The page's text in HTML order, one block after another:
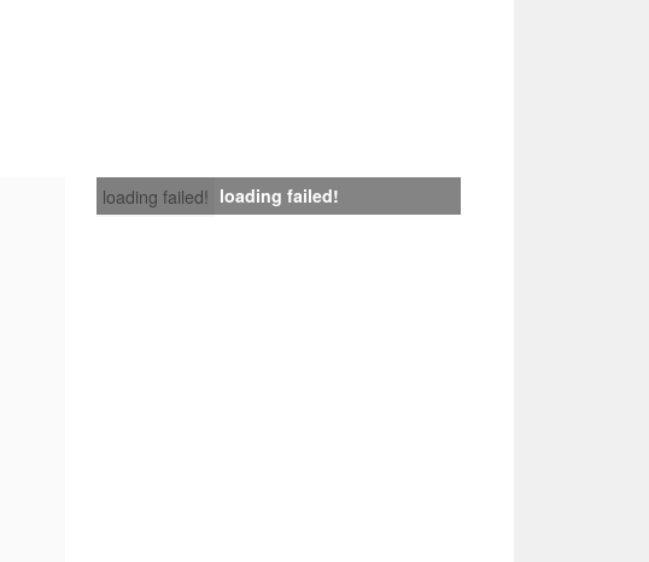
loading failed! loading failed!